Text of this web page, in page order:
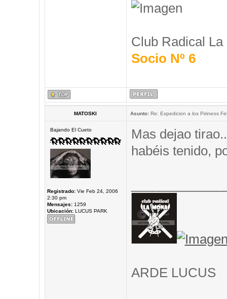
Club Radical La
Socio Nº 6
MATOSKI Asunto:Re: Expedicion a los Pirineos
Bajando El Cueto
Registrado:Vie Feb 24, 2006
2:30 pm
Mensajes:1259
Ubicación:LUCUS PARK
Mas dejao
habéis tenido,
ARDE LUCUS